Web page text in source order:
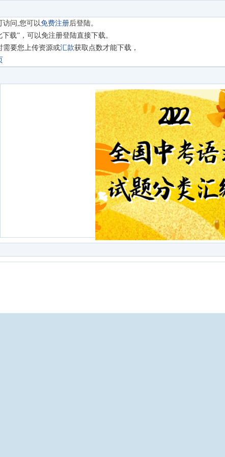
访问,您可以免费注册后登陆。
载”，可以免注册登陆直接下载。
需要您上传资源或汇款获取点数才能下载，